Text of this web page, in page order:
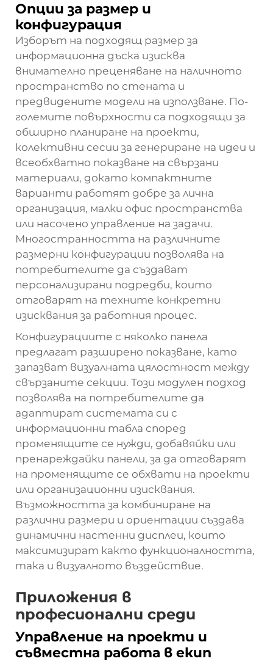
Опции за размер и
конфигурация
Изборът на подходящ размер за
информационна дъска изисква
внимателно преценяване на наличното
пространство по стената и
предвидените модели на използване. По-
големите повърхности са подходящи за
обширно планиране на проекти,
колективни сесии за генериране на идеи и
всеобхватно показване на свързани
материали, докато компактните
варианти работят добре за лична
организация, малки офис пространства
или насочено управление на задачи.
Многостранността на различните
размерни конфигурации позволява на
потребителите да създават
персонализирани подредби, които
отговарят на техните конкретни
изисквания за работния процес.
Конфигурациите с няколко панела
предлагат разширено показване, като
запазват визуалната цялостност между
свързаните секции. Този модулен подход
позволява на потребителите да
адаптират системата си с
информационни табла според
променящите се нужди, добавяйки или
пренареждайки панели, за да отговарят
на променящите се обхвати на проекти
или организационни изисквания.
Възможността за комбиниране на
различни размери и ориентации създава
динамични настенни дисплеи, които
максимизират както функционалността,
така и визуалното въздействие.
Приложения в
професионални среди
Управление на проекти и
съвместна работа в екип